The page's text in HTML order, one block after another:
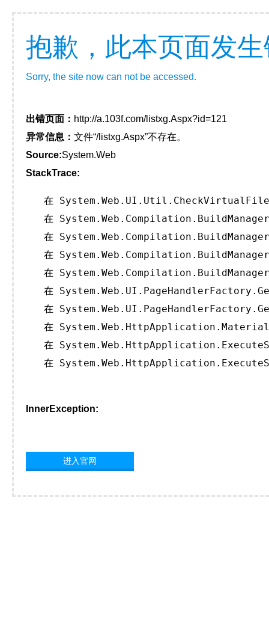
抱歉，此本页面发
Sorry, the site now can not be accessed.
出错页面： http://a.103f.com/listxg.Aspx?id=121
异常信息： 文件“/listxg.Aspx”不存在。
Source:System.Web
StackTrace:
在
在
在
在
在
在
在
在
在
在
InnerException:
进入官网